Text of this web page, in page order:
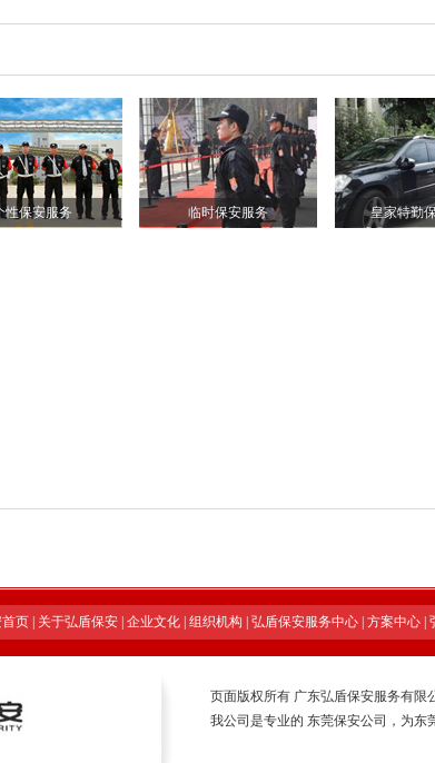
性保安服务 临时保安服务 皇家特勤
页 关于弘盾保安 企业文化 组织机构 弘盾保安服务中心 方案中心
页面版权所有 广东弘盾保安服务有限
我公司是专业的 东莞保安公司 ，为东